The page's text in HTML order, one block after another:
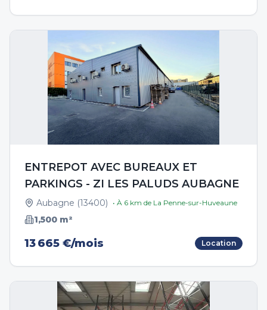
ENTREPOT AVEC BUREAUX ET
PARKINGS - ZI LES PALUDS AUBAGNE
Aubagne (13400) • À 6 km de La Penne-sur-Huveaune
1,500 m²
13 665 €/mois Location